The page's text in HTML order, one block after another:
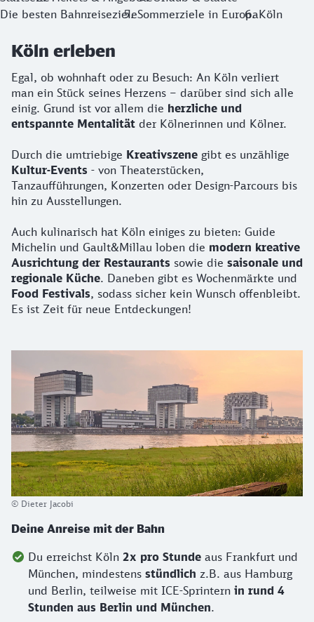
Die besten BahnreisezieleSommerziele in EuropaKöln
Köln erleben
Egal, ob wohnhaft oder zu Besuch: An Köln verliert
man ein Stück seines Herzens – darüber sind sich alle
einig. Grund ist vor allem die herzliche und
entspannte Mentalität der Kölnerinnen und Kölner.
Durch die umtriebige Kreativszene gibt es unzählige
Kultur-Events - von Theaterstücken,
Tanzaufführungen, Konzerten oder Design-Parcours bis
hin zu Ausstellungen.
Auch kulinarisch hat Köln einiges zu bieten: Guide
Michelin und Gault&Millau loben die modern kreative
Ausrichtung der Restaurants sowie die saisonale und
regionale Küche. Daneben gibt es Wochenmärkte und
Food Festivals, sodass sicher kein Wunsch offenbleibt.
Es ist Zeit für neue Entdeckungen!
© Dieter Jacobi
Deine Anreise mit der Bahn
Du erreichst Köln 2x pro Stunde aus Frankfurt und
München, mindestens stündlich z.B. aus Hamburg
und Berlin, teilweise mit ICE-Sprintern in rund 4
Stunden aus Berlin und München.